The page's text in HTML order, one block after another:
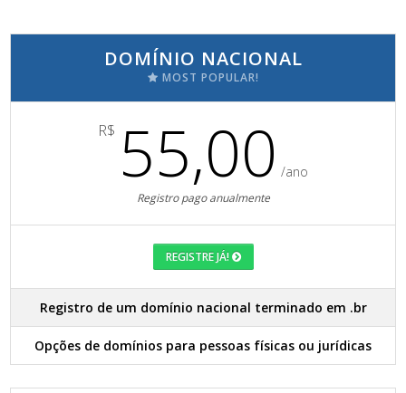
DOMÍNIO NACIONAL
MOST POPULAR!
R$ 55,00 /ano
Registro pago anualmente
REGISTRE JÁ!
Registro de um domínio nacional terminado em .br
Opções de domínios para pessoas físicas ou jurídicas